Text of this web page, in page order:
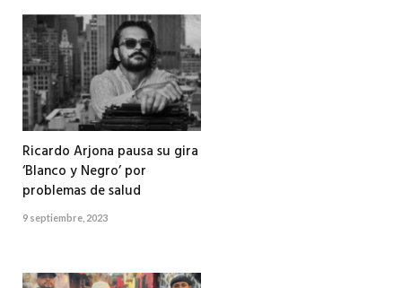
Ricardo Arjona pausa su gira
‘Blanco y Negro’ por
problemas de salud
9 septiembre, 2023